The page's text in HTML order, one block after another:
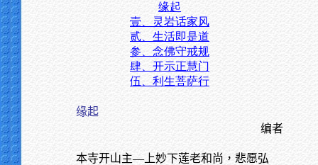
缘起
壹、灵岩话家风
贰、生活即是道
参、念佛守戒规
肆、开示正慧门
伍、利生菩萨行
缘起
编者
本寺开山主—上妙下莲老和尚，悲愿弘